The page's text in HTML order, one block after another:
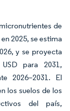
de
2025, se estima
y se proyecta
para 2031,
2026–2031. El
los suelos de los
del país,